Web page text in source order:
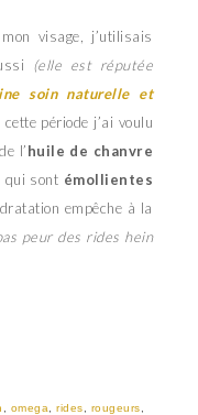
visage, j’utilisais
(elle est réputée
soin naturelle et
période j’ai voulu
l’huile de chanvre
qui sont émollientes
empêche à la
peur des rides hein
omega rides rougeurs